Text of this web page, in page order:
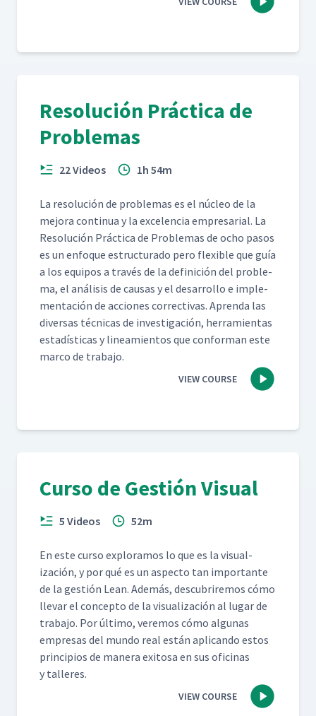
Resolución Práctica de
Problemas
22 Videos 1h 54m
La res­olu­ción de prob­le­mas es el núcleo de la
mejo­ra con­tin­ua y la exce­len­cia empre­sar­i­al. La
Res­olu­ción Prác­ti­ca de Prob­le­mas de ocho pasos
es un enfoque estruc­tura­do pero flex­i­ble que guía
a los equipos a través de la defini­ción del prob­le­
ma, el análi­sis de causas y el desar­rol­lo e imple­
mentación de acciones cor­rec­ti­vas. Apren­da las
diver­sas téc­ni­cas de inves­ti­gación, her­ramien­tas
estadís­ti­cas y lin­eamien­tos que con­for­man este
mar­co de trabajo.
VIEW COURSE
Curso de Gestión Visual
5 Videos 52m
En este cur­so explo­ramos lo que es la visu­al­
ización, y por qué es un aspec­to tan impor­tante
de la gestión Lean. Además, des­cubrire­mos cómo
lle­var el con­cep­to de la visu­al­ización al lugar de
tra­ba­jo. Por últi­mo, ver­e­mos cómo algu­nas
empre­sas del mun­do real están apli­can­do estos
prin­ci­p­ios de man­era exi­tosa en sus ofic­i­nas
y talleres.
VIEW COURSE